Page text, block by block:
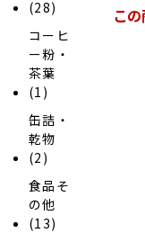
(28)
コーヒ
ー粉・
茶葉
(1)
缶詰・
乾物
(2)
食品そ
の他
(13)
こ